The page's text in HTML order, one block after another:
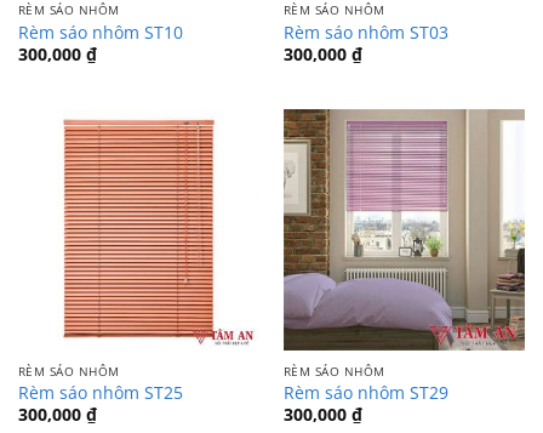
RÈM SÁO NHÔM
Rèm sáo nhôm ST10
300,000 ₫
RÈM SÁO NHÔM
Rèm sáo nhôm ST03
300,000 ₫
RÈM SÁO NHÔM
Rèm sáo nhôm ST25
300,000 ₫
RÈM SÁO NHÔM
Rèm sáo nhôm ST29
300,000 ₫